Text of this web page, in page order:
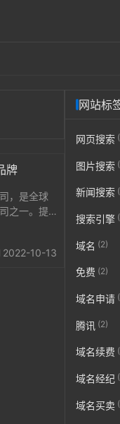
牌
，是全球
之一。提
场景的行
2022-10-13
网站标
网页搜索
图片搜索
新闻搜索
搜索引擎
域名 (2)
免费 (2)
域名申请
腾讯 (2)
域名续费
域名经纪
域名买卖